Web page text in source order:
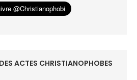
ACTES CHRISTIANOPHOBES